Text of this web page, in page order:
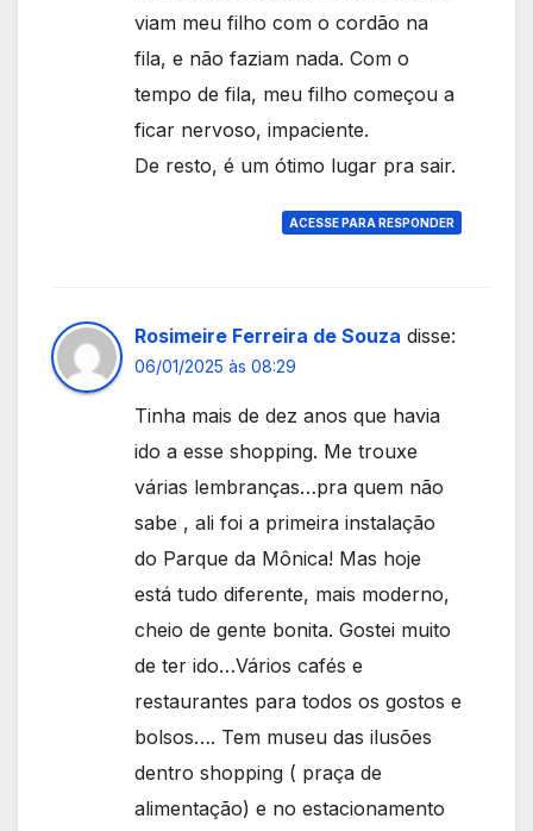
viam meu filho com o cordão na
fila, e não faziam nada. Com o
tempo de fila, meu filho começou a
ficar nervoso, impaciente.
De resto, é um ótimo lugar pra sair.
ACESSE PARA RESPONDER
Rosimeire Ferreira de Souza disse:
06/01/2025 às 08:29
Tinha mais de dez anos que havia
ido a esse shopping. Me trouxe
várias lembranças…pra quem não
sabe , ali foi a primeira instalação
do Parque da Mônica! Mas hoje
está tudo diferente, mais moderno,
cheio de gente bonita. Gostei muito
de ter ido…Vários cafés e
restaurantes para todos os gostos e
bolsos…. Tem museu das ilusões
dentro shopping ( praça de
alimentação) e no estacionamento